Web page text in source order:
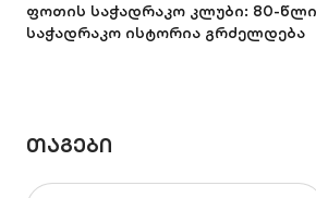
ფოთის საჭადრაკო კლუბი: 80-
საჭადრაკო ისტორია გრძელდება
ᲗᲐᲒᲔᲑᲘ